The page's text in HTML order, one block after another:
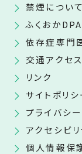
禁煙について
ふくおか
依存症専門
交通アクセス
リンク
サイトポリシ
プライバシ
アクセシビ
個人情報保